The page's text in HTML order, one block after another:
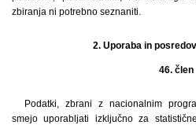
zbiranja ni potrebno seznaniti.
2. Uporaba in
46. člen
Podatki, zbrani z nacionalnim
smejo uporabljati izključno za